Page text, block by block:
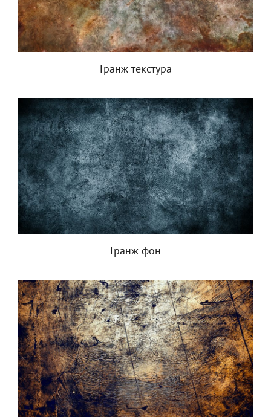
Гранж текстура
Гранж фон